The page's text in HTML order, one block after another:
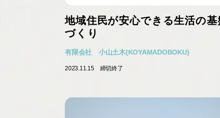
地域住民が安心できる生活の基
づくり
有限会社 小山土木(KOYAMADOBOKU)
2023.11.15 締切終了